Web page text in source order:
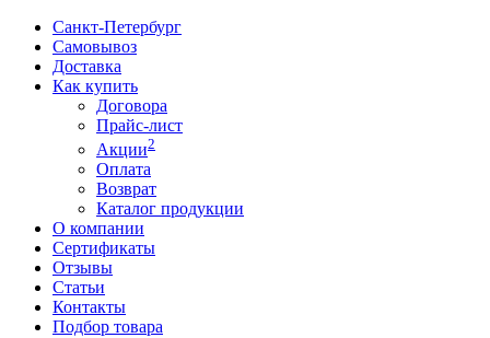
Санкт-Петербург
Самовывоз
Доставка
Как купить
Договора
Прайс-лист
Акции2
Оплата
Возврат
Каталог продукции
О компании
Сертификаты
Отзывы
Статьи
Контакты
Подбор товара